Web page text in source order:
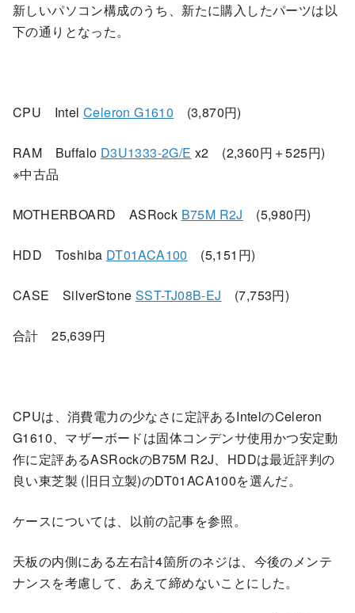
新しいパソコン構成のうち、新たに購入したパーツは以
下の通りとなった。
CPU IntelCeleron G1610 (3,870円)
RAM Buffalo D3U1333-2G/E x2 (2,360円＋525円)
※中古品
MOTHERBOARD ASRock B75M R2J (5,980円)
HDD Toshiba DT01ACA100 (5,151円)
CASE SilverStone SST-TJ08B-EJ (7,753円)
合計 25,639円
CPUは、消費電力の少なさに定評あるIntelのCeleron
G1610、マザーボードは固体コンデンサ使用かつ安定動
作に定評あるASRockのB75M R2J、HDDは最近評判の
良い東芝製 (旧日立製)のDT01ACA100を選んだ。
ケースについては、以前の記事を参照。
天板の内側にある左右計4箇所のネジは、今後のメンテ
ナンスを考慮して、あえて締めないことにした。